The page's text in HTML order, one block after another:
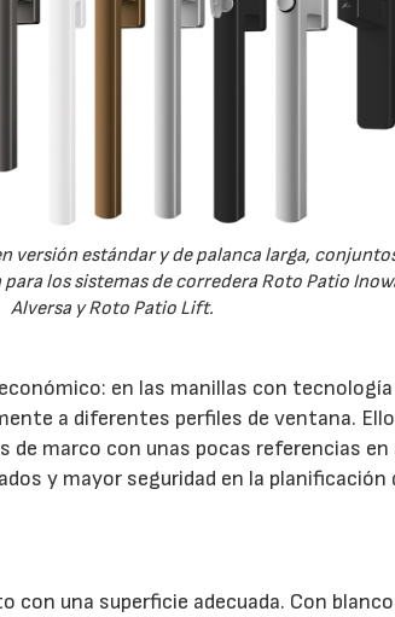
versión estándar y de palanca larga,
los sistemas de corredera Roto Patio
Alversa y Roto Patio Lift.
en las manillas con
a diferentes perfiles de ventana.
marco con unas pocas referencias en
y mayor seguridad en la planificación
con una superficie adecuada. Con